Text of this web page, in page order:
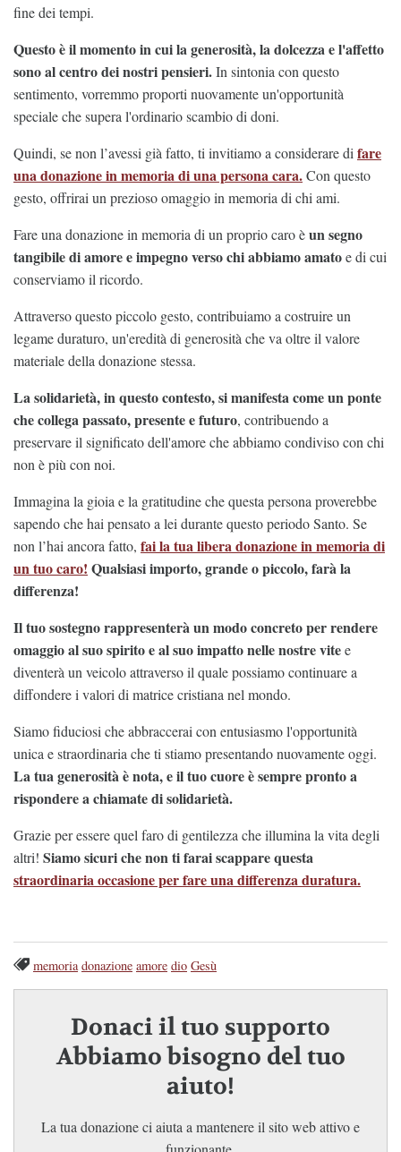
fine dei tempi.
Questo è il momento in cui la generosità, la dolcezza e l'affetto
sono al centro dei nostri pensieri.In sintonia con questo
sentimento, vorremmo proporti nuovamente un'opportunità
speciale che supera l'ordinario scambio di doni.
Quindi, se non l’avessi già fatto, ti invitiamo a considerare di fare
una donazione in memoria di una persona cara.Con questo
gesto, offrirai un prezioso omaggio in memoria di chi ami.
Fare una donazione in memoria di un proprio caro èun segno
tangibile di amore e impegno verso chi abbiamo amatoe di cui
conserviamo il ricordo.
Attraverso questo piccolo gesto, contribuiamo a costruire un
legame duraturo, un'eredità di generosità che va oltre il valore
materiale della donazione stessa.
La solidarietà, in questo contesto, si manifesta come un ponte
che collega passato, presente e futuro, contribuendo a
preservare il significato dell'amore che abbiamo condiviso con chi
non è più con noi.
Immagina la gioia e la gratitudine che questa persona proverebbe
sapendo che hai pensato a lei durante questo periodo Santo. Se
non l’hai ancora fatto, fai la tua libera donazione in memoria di
un tuo caro! Qualsiasi importo, grande o piccolo, farà la
differenza!
Il tuo sostegno rappresenterà un modo concreto per rendere
omaggio al suo spirito e al suo impatto nelle nostre vitee
diventerà un veicolo attraverso il quale possiamo continuare a
diffondere i valori di matrice cristiana nel mondo.
Siamo fiduciosi che abbraccerai con entusiasmo l'opportunità
unica e straordinaria che ti stiamo presentando nuovamente oggi.
La tua generosità è nota, e il tuo cuore è sempre pronto a
rispondere a chiamate di solidarietà.
Grazie per essere quel faro di gentilezza che illumina la vita degli
altri! Siamo sicuri che non ti farai scappare questa
straordinaria occasione per fare una differenza duratura.
memoria donazione amore dio Gesù
Donaci il tuo supporto
Abbiamo bisogno del tuo
aiuto!
La tua donazione ci aiuta a mantenere il sito web attivo e